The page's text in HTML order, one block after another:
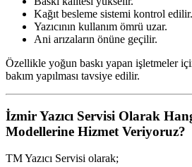
Kağıt besleme sistemi kontrol edilir.
Yazıcının kullanım ömrü uzar.
Ani arızaların önüne geçilir.
Özellikle yoğun baskı yapan işletmeler
bakım yapılması tavsiye edilir.
İzmir Yazıcı Servisi Olarak
Modellerine Hizmet Veriyoruz?
TM Yazıcı Servisi olarak;